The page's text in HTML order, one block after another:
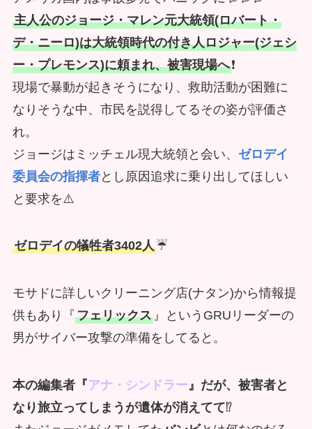
主人公のジョージ・マレン元大統領(ロバート・
デ・ニーロ)は大統領時代の付き人ロジャー(ジェシ
ー・プレモンス)に頼まれ、被害現場へ❗
現場で暴動が起きそうになり、救助活動が困難に
なりそうな中、市民を説得してるその姿が評価さ
れ。
ジョージはミッチェル現大統領と会い、 ゼロデイ
委員会の指揮者とし原因追求に乗り出してほしい
と要求を⚠️
ゼロデイの犠牲者3402人☔
モサドに詳しいクリーニング店(ナタン)から情報提
供もあり『フェリックス』というGRUリーダーの
男がサイバー攻撃の準備をしてると。
本の編集者『アナ・シンドラー』だが、被害者と
なり旅立ってしまうが遺体が消えてて⁉️